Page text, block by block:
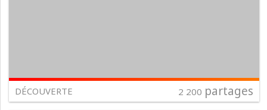
DÉCOUVERTE 2 200 partages